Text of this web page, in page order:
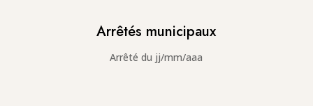
Arrêtés municipaux
Arrêté du jj/mm/aaa